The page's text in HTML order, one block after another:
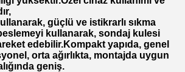
güçlü ve istikrarlı sıkma
kullanarak, sondaj kulesi
edebilir.Kompakt yapıda, genel
orta ağırlıkta, montajda uygun
geniş.